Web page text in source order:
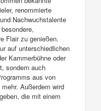
renommierte
Nachwuchstalente
Flair zu genießen.
auf unterschiedlichen
Kammerbühne oder
sondern auch
aus von
Außerdem wird
die mit einem